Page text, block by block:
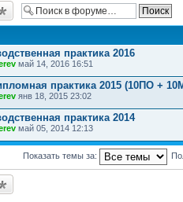
практика 2016
май 14, 2016 16:51
практика 2015 (10ПО +
янв 18, 2015 23:02
практика 2014
май 05, 2014 12:13
Показать темы за: